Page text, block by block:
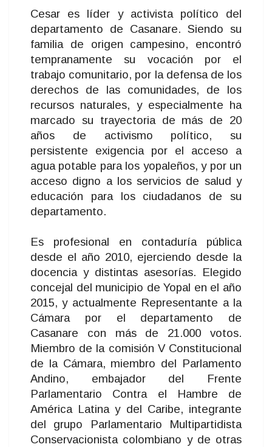
Cesar es líder y activista político del
departamento de Casanare. Siendo su
familia de origen campesino, encontró
tempranamente su vocación por el
trabajo comunitario, por la defensa de los
derechos de las comunidades, de los
recursos naturales, y especialmente ha
marcado su trayectoria de más de 20
años de activismo político, su
persistente exigencia por el acceso a
agua potable para los yopaleños, y por un
acceso digno a los servicios de salud y
educación para los ciudadanos de su
departamento.
Es profesional en contaduría pública
desde el año 2010, ejerciendo desde la
docencia y distintas asesorías. Elegido
concejal del municipio de Yopal en el año
2015, y actualmente Representante a la
Cámara por el departamento de
Casanare con más de 21.000 votos.
Miembro de la comisión V Constitucional
de la Cámara, miembro del Parlamento
Andino, embajador del Frente
Parlamentario Contra el Hambre de
América Latina y del Caribe, integrante
del grupo Parlamentario Multipartidista
Conservacionista colombiano y de otras